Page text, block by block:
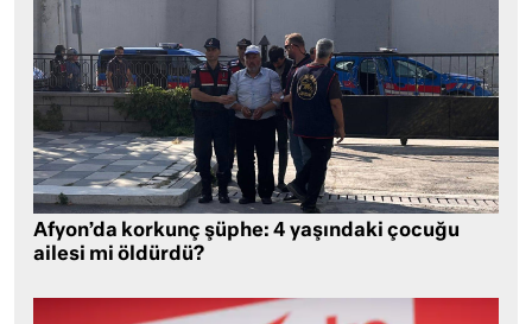
Afyon’da korkunç şüphe: 4 yaşındaki çocuğu
ailesi mi öldürdü?